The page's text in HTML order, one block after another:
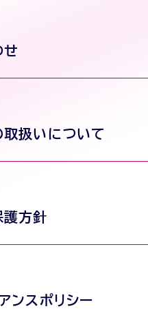
扱いについて
方針
ンスポリシー